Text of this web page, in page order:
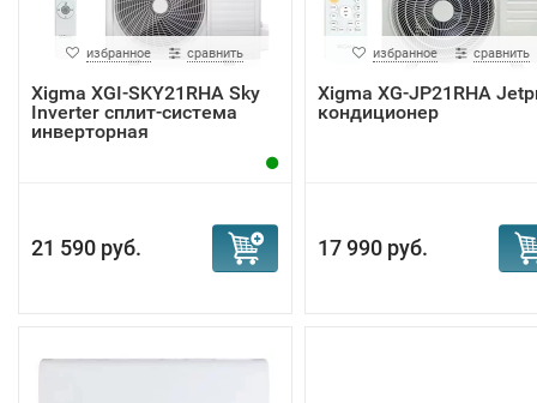
избранное сравнить
Xigma XGI-SKY21RHA Sky
Inverter сплит-система
инверторная
21 590 руб.
избранное сравнить
Xigma XG-JP21RHA
кондиционер
17 990 руб.